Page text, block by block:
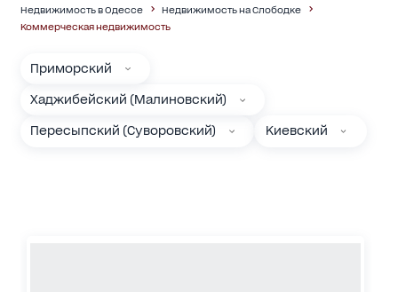
Недвижимость в Одессе
Недвижимость на Слободке
Коммерческая недвижимость
Приморский
Хаджибейский (Малиновский)
Пересыпский (Суворовский) Киевский